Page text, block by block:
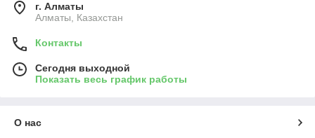
г. Алматы
Алматы, Казахстан
Контакты
Сегодня выходной
Показать весь график работы
О нас